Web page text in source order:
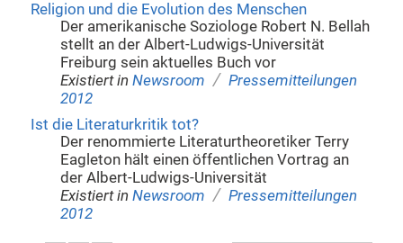
Religion und die Evolution des Menschen
Der amerikanische Soziologe Robert N. Bellah
stellt an der Albert-Ludwigs-Universität
Freiburg sein aktuelles Buch vor
Existiert in Newsroom / Pressemitteilungen
2012
Ist die Literaturkritik tot?
Der renommierte Literaturtheoretiker Terry
Eagleton hält einen öffentlichen Vortrag an
der Albert-Ludwigs-Universität
Existiert in Newsroom / Pressemitteilungen
2012